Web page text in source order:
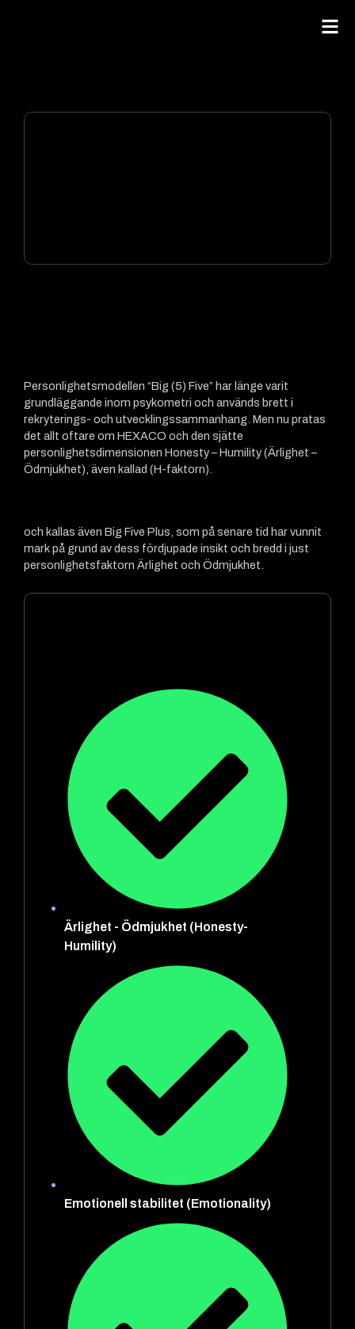
Personlighetsmodellen “Big (5) Five” har länge varit
grundläggande inom psykometri och används brett i
rekryterings- och utvecklingssammanhang. Men nu pratas
det allt oftare om HEXACO och den sjätte
personlighetsdimensionen Honesty – Humility (Ärlighet –
Ödmjukhet), även kallad (H-faktorn).
och kallas även Big Five Plus, som på senare tid har vunnit
mark på grund av dess fördjupade insikt och bredd i just
personlighetsfaktorn Ärlighet och Ödmjukhet.
Ärlighet - Ödmjukhet (Honesty-
Humility)
Emotionell stabilitet (Emotionality)